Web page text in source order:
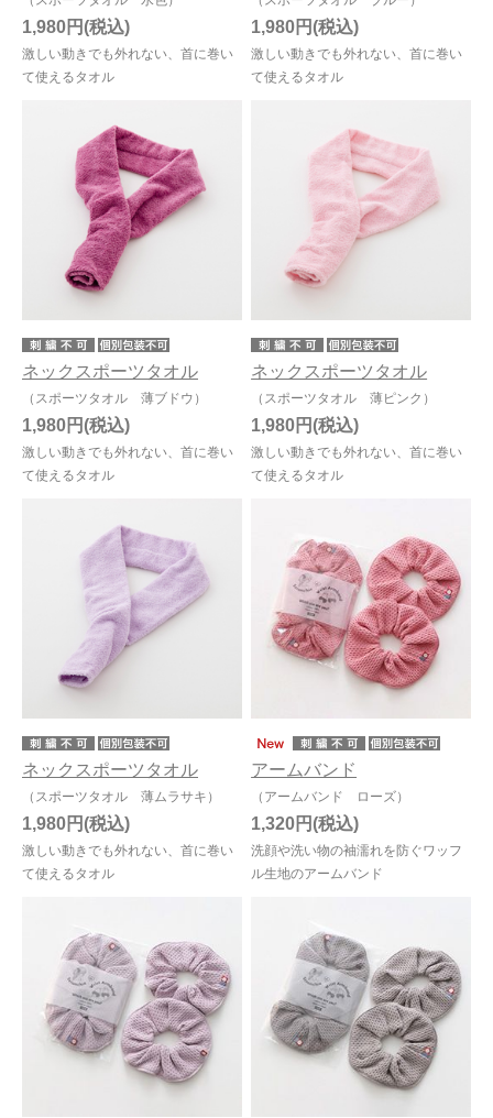
激しい動きでも外れない、首に巻い
て使えるタオル
1,980円
激しい動きでも外れない、首に巻い
て使えるタオル
1,980円
ネックスポーツタオル
（スポーツタオル 薄ブドウ）
激しい動きでも外れない、首に巻い
て使えるタオル
1,980円
ネックスポーツタオル
（スポーツタオル 薄ピンク）
激しい動きでも外れない、首に巻い
て使えるタオル
1,980円
ネックスポーツタオル
（スポーツタオル 薄ムラサキ）
激しい動きでも外れない、首に巻い
て使えるタオル
1,980円
アームバンド
（アームバンド ローズ）
洗顔や洗い物の袖濡れを防ぐワッフ
ル生地のアームバンド
1,320円